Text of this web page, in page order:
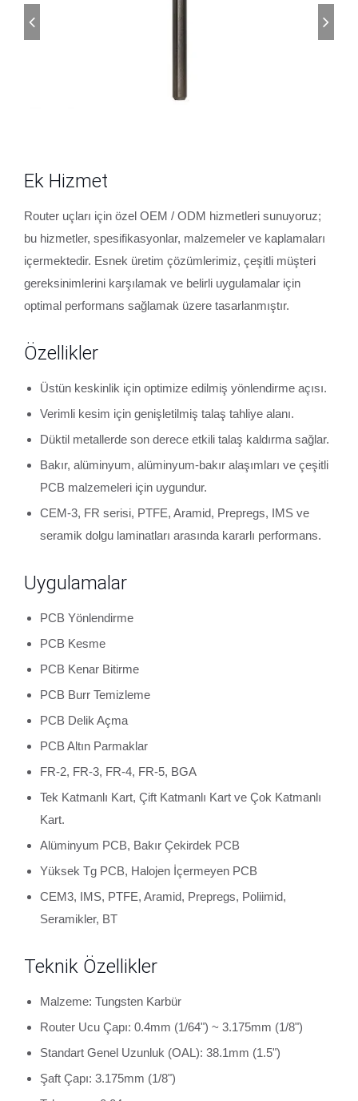
Ek Hizmet
Router uçları için özel OEM / ODM hizmetleri sunuyoruz;
bu hizmetler, spesifikasyonlar, malzemeler ve kaplamaları
içermektedir. Esnek üretim çözümlerimiz, çeşitli müşteri
gereksinimlerini karşılamak ve belirli uygulamalar için
optimal performans sağlamak üzere tasarlanmıştır.
Özellikler
Üstün keskinlik için optimize edilmiş yönlendirme açısı.
Verimli kesim için genişletilmiş talaş tahliye alanı.
Düktil metallerde son derece etkili talaş kaldırma sağlar.
Bakır, alüminyum, alüminyum-bakır alaşımları ve çeşitli
PCB malzemeleri için uygundur.
CEM-3, FR serisi, PTFE, Aramid, Prepregs, IMS ve
seramik dolgu laminatları arasında kararlı performans.
Uygulamalar
PCB Yönlendirme
PCB Kesme
PCB Kenar Bitirme
PCB Burr Temizleme
PCB Delik Açma
PCB Altın Parmaklar
FR-2, FR-3, FR-4, FR-5, BGA
Tek Katmanlı Kart, Çift Katmanlı Kart ve Çok Katmanlı
Kart.
Alüminyum PCB, Bakır Çekirdek PCB
Yüksek Tg PCB, Halojen İçermeyen PCB
CEM3, IMS, PTFE, Aramid, Prepregs, Poliimid,
Seramikler, BT
Teknik Özellikler
Malzeme: Tungsten Karbür
Router Ucu Çapı: 0.4mm (1/64") ~ 3.175mm (1/8")
Standart Genel Uzunluk (OAL): 38.1mm (1.5")
Şaft Çapı: 3.175mm (1/8")